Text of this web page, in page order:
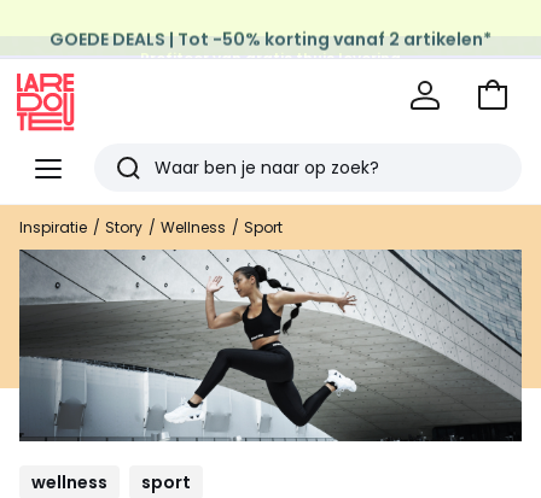
Profiteer van gratis thuis levering
op al de Mode & Home aankopen
Menu
Redoute
Zoeken
Laatst
bekeken
artikelen
Naar
Inspiratie Story Wellness Sport
wellness sport